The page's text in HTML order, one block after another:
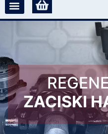
ZACISKI